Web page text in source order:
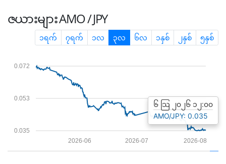
ဇယားများAMO / JPY
၁ရက် ၇ရက် ၁လ ၃လ ၆လ ၁နှစ် ၂နှစ် ၅နှစ်
0.035
0.053
0.072
2026-08
2026-07
2026-06
၆ သြ ၂၀၂၆ ၁၂:၀၀
AMO/JPY: 0.035